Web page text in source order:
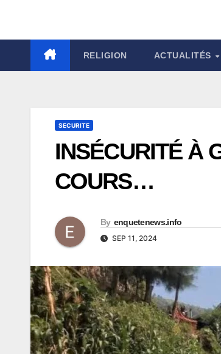
RELIGION ACTUALITÉS
SECURITE
INSÉCURITÉ À
COURS…
By enquetenews.info
SEP 11, 2024